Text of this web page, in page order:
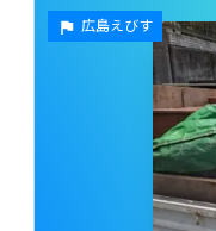
広島えびす